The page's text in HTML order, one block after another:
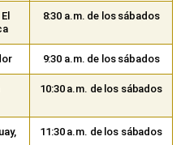
8:30 a.m. de los sábados
9:30 a.m. de los sábados
10:30 a.m. de los sábados
11:30 a.m. de los sábados